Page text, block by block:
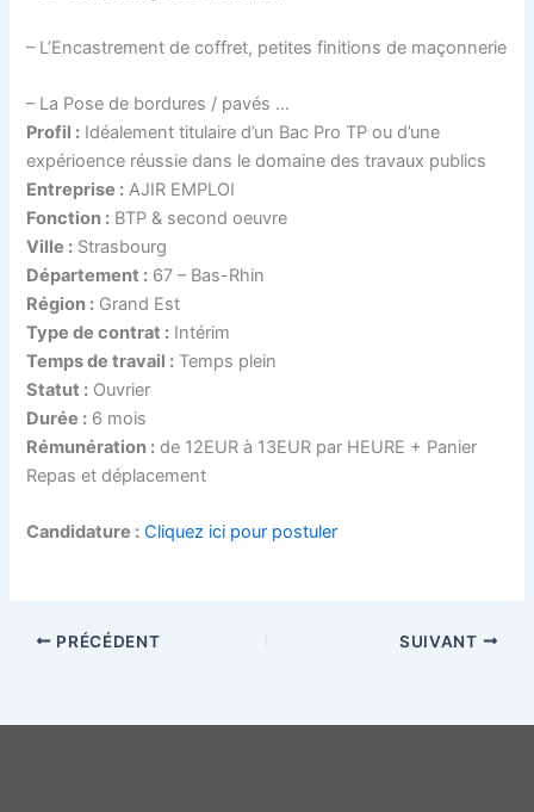
– L’Encastrement de coffret, petites finitions de maçonnerie
– La Pose de bordures / pavés …
Profil : Idéalement titulaire d’un Bac Pro TP ou d’une
expérioence réussie dans le domaine des travaux publics
Entreprise : AJIR EMPLOI
Fonction : BTP & second oeuvre
Ville : Strasbourg
Département : 67 – Bas-Rhin
Région : Grand Est
Type de contrat : Intérim
Temps de travail : Temps plein
Statut : Ouvrier
Durée : 6 mois
Rémunération : de 12EUR à 13EUR par HEURE + Panier
Repas et déplacement
Candidature : Cliquez ici pour postuler
PRÉCÉDENT SUIVANT